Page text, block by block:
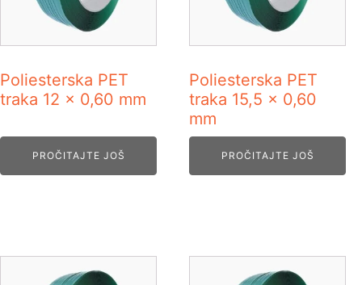
Poliesterska PET
traka 12 x 0,60 mm
PROČITAJTE JOŠ
Poliesterska PET
traka 15,5 x 0,60
mm
PROČITAJTE JOŠ